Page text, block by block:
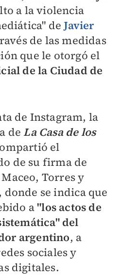
a la violencia
deJavier
de las medidas
que le otorgó el
de la Ciudad de
de Instagram, la
de La Casa de los
el
de su firma de
Torres y
donde se indica que
a"los actos de
del
argentino, a
sociales y
digitales.